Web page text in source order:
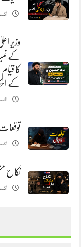
اگست
وزیر
کے
کا
کے
اگست
اگست
نکاح
اگست